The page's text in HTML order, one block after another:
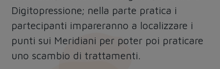
Digitopressione; nella parte pratica i
partecipanti impareranno a localizzare i
punti sui Meridiani per poter poi praticare
uno scambio di trattamenti.